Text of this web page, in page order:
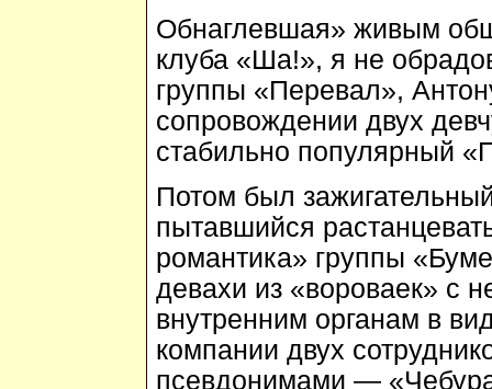
Обнаглевшая» живым
клуба «Ша!», я не
группы «Перевал»,
сопровождении двух
стабильно популярный
Потом был
пытавшийся
романтика» группы
девахи из «вороваек» с
внутренним органам в
компании двух
псевдонимами —